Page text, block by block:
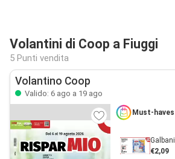
Volantini di Coop a Fiuggi
5 Punti vendita
Volantino Coop
Valido: 6 ago a 19 ago
Must-haves
Galbani
€2,09